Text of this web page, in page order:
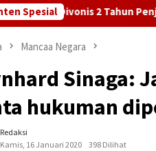
Spesial
Tahun Penjara, Hakim
Mancaa Negara
Sinaga:
hukuman
Redaksi
Kamis, 16 Januari 2020
398 Dilihat